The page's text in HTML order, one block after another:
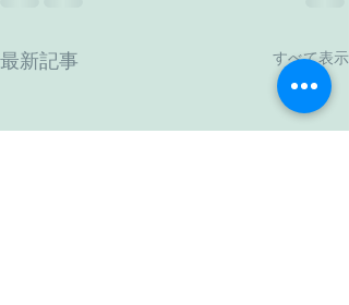
最新記事 すべて表示